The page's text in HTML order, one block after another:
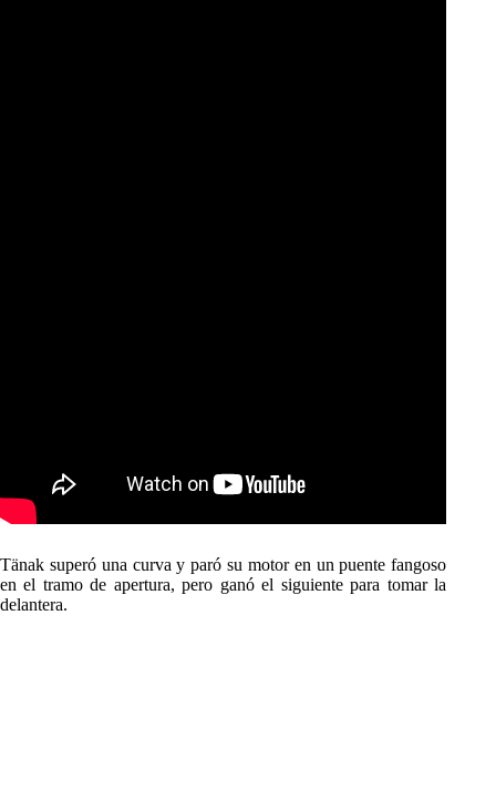
Tänak superó una curva y paró su motor en un puente fangoso
en el tramo de apertura, pero ganó el siguiente para tomar la
delantera.